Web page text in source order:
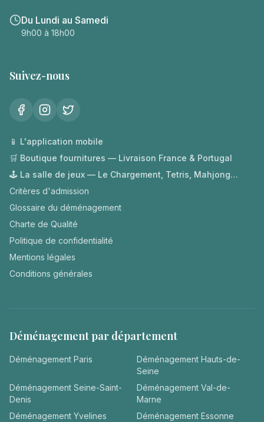
Du Lundi au Samedi
9h00 à 18h00
Suivez-nous
📱 L'application mobile
🛒 Boutique fournitures — Livraison France & Portugal
🕹️ La salle de jeux — Le Chargement, Tetris, Mahjong…
Critères d'admission
Glossaire du déménagement
Charte de Qualité
Politique de confidentialité
Mentions légales
Conditions générales
Déménagement par département
Déménagement Paris Déménagement Hauts-de-
Seine
Déménagement Seine-Saint-
Denis
Déménagement Val-de-
Marne
Déménagement Yvelines Déménagement Essonne